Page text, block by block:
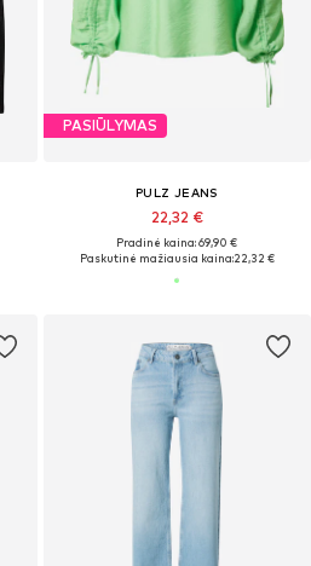
PASIŪLYMAS
PULZ JEANS
22,32 €
Pradinė kaina: 69,90 €
Paskutinė mažiausia kaina:22,32 €